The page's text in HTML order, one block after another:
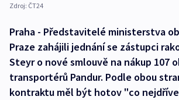
Zdroj: ČT24
Praha - Představitelé ministerstva
Praze zahájili jednání se zástupci
Steyr o nové smlouvě na nákup 107
transportérů Pandur. Podle obou
kontraktu měl být hotov "co